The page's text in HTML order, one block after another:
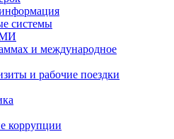
системы
и международное
и рабочие поездки
коррупции